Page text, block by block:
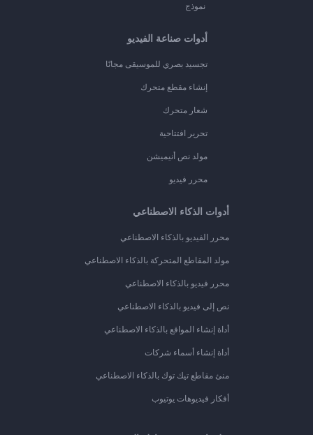
نموذج
أدوات صناعة الفيديو
تجسيد بصري للموسيقى مجانًا
إنشاء مقطع متحرك
شعار متحرك
تحرير افتتاحية
مولد نص أنيميشن
محرر فيديو
أدوات الذكاء الاصطناعي
محرر الفيديو بالذكاء الاصطناعي
مولد المقاطع المتحركة بالذكاء الاصطناعي
محرر فيديو بالذكاء الاصطناعي
نص إلى فيديو بالذكاء الاصطناعي
أداة إنشاء المواقع بالذكاء الاصطناعي
أداة إنشاء أسماء شركات
منئ مقاطع تيك توك بالذكاء الاصطناعي
أفكار فيديوهات يوتيوب